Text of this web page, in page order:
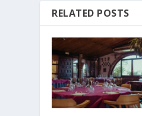
RELATED POSTS